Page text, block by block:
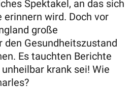
Spektakel, an das sich
erinnern wird. Doch vor
große
den Gesundheitszustand
Es tauchten Berichte
krank sei! Wie